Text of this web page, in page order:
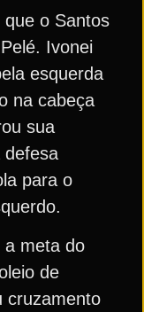
o Santos
Ivonei
esquerda
na cabeça
sua
defesa
para o
a meta do
de
cruzamento